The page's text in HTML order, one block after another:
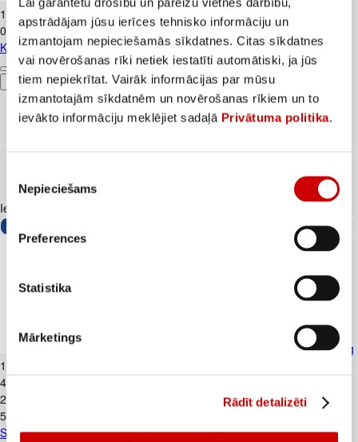
apstrādājam jūsu ierīces tehnisko informāciju un
izmantojam nepieciešamās sīkdatnes. Citas sīkdatnes
vai novērošanas rīki netiek iestatīti automātiski, ja jūs
tiem nepiekrītat. Vairāk informācijas par mūsu
izmantotajām sīkdatnēm un novērošanas rīkiem un to
ievākto informāciju meklējiet sadaļā Privātuma politika.
izvēle
Nepieciešams
Preferences
Statistika
Mārketings
Rādīt detalizēti
1
0,18€/gab.
Kūtī dētas olas 10gab.
Pievienot
Iesakām ar
Skābais krējums VALMIERA 20% 450g
1
4,42€/kg
2
5,31€/kg
Skābais krējums VALMIERA 20% 450g